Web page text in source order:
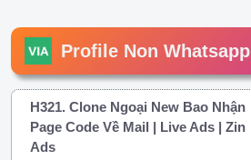
Profile Non Whatsapp
H321. Clone Ngoại New Bao Nhận
Page Code Về Mail | Live Ads | Zin
Ads